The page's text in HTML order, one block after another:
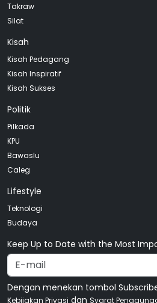
Takraw
Silat
Kisah
Kisah Pedagang
Kisah Inspiratif
Kisah Sukses
Politik
Pilkada
KPU
Bawaslu
Caleg
Lifestyle
Teknologi
Budaya
Keep Up to Date with the Most
Dengan menekan tombol
Kebijakan Privasi dan Syarat